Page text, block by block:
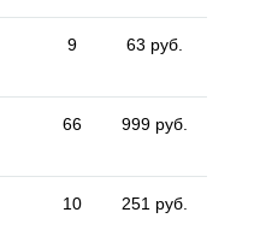
9 63 руб.
66 999 руб.
10 251 руб.